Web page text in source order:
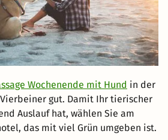
Wochenende mit Hund in der
gut. Damit Ihr tierischer
Auslauf hat, wählen Sie am
das mit viel Grün umgeben ist.